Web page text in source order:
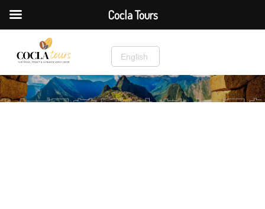
English
Cocla Tours